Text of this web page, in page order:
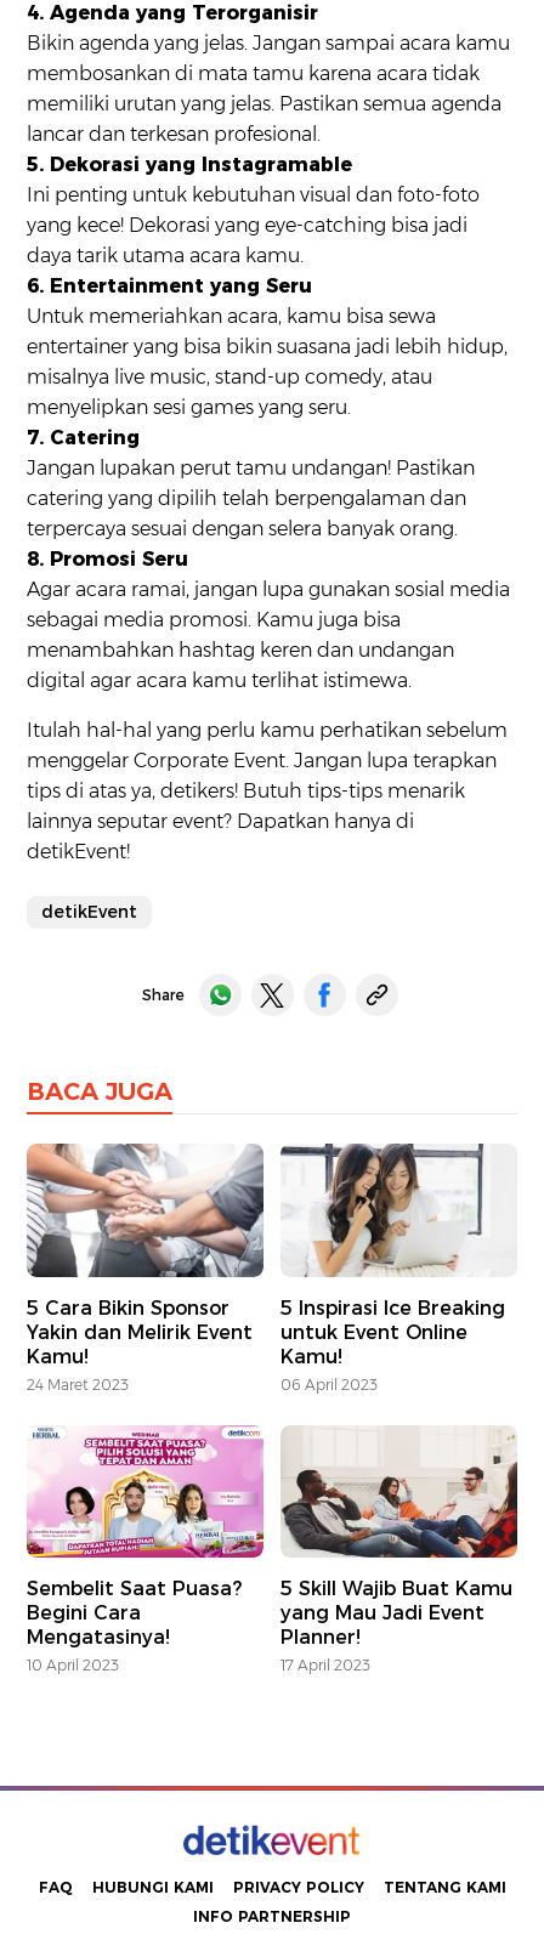
4. Agenda yang Terorganisir
Bikin agenda yang jelas. Jangan sampai acara kamu
membosankan di mata tamu karena acara tidak
memiliki urutan yang jelas. Pastikan semua agenda
lancar dan terkesan profesional.
5. Dekorasi yang Instagramable
Ini penting untuk kebutuhan visual dan foto-foto
yang kece! Dekorasi yang eye-catching bisa jadi
daya tarik utama acara kamu.
6. Entertainment yang Seru
Untuk memeriahkan acara, kamu bisa sewa
entertainer yang bisa bikin suasana jadi lebih hidup,
misalnya live music, stand-up comedy, atau
menyelipkan sesi games yang seru.
7. Catering
Jangan lupakan perut tamu undangan! Pastikan
catering yang dipilih telah berpengalaman dan
terpercaya sesuai dengan selera banyak orang.
8. Promosi Seru
Agar acara ramai, jangan lupa gunakan sosial media
sebagai media promosi. Kamu juga bisa
menambahkan hashtag keren dan undangan
digital agar acara kamu terlihat istimewa.
Itulah hal-hal yang perlu kamu perhatikan sebelum
menggelar Corporate Event. Jangan lupa terapkan
tips di atas ya, detikers! Butuh tips-tips menarik
lainnya seputar event? Dapatkan hanya di
detikEvent!
detikEvent
Share
BACA JUGA
5 Cara Bikin Sponsor
Yakin dan Melirik Event
Kamu!
24 Maret 2023
5 Inspirasi Ice Breaking
untuk Event Online
Kamu!
06 April 2023
Sembelit Saat Puasa?
Begini Cara
Mengatasinya!
10 April 2023
5 Skill Wajib Buat Kamu
yang Mau Jadi Event
Planner!
17 April 2023
FAQ HUBUNGI KAMI PRIVACY POLICY
TENTANG KAMI
INFO PARTNERSHIP